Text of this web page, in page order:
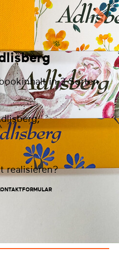
in 3 Sorten
realisieren?